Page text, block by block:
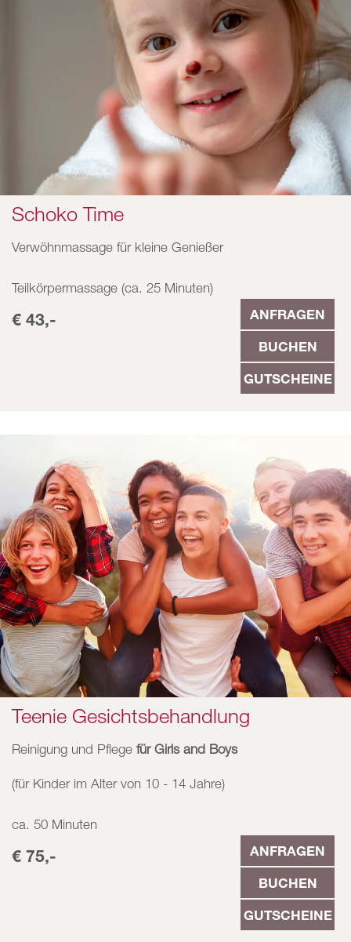
Schoko Time
Verwöhnmassage für kleine Genießer
Teilkörpermassage (ca. 25 Minuten)
€ 43,-
ANFRAGEN
BUCHEN
GUTSCHEINE
Teenie Gesichtsbehandlung
Reinigung und Pflege für Girls and Boys
(für Kinder im Alter von 10 - 14 Jahre)
ca. 50 Minuten
€ 75,-
ANFRAGEN
BUCHEN
GUTSCHEINE